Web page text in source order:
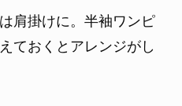
肩掛けに。半袖ワンピ
ておくとアレンジがし